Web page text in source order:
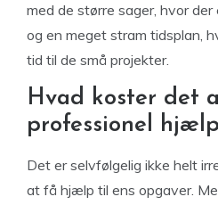
med de større sager, hvor
og en meget stram tidsplan,
tid til de små projekter.
Hvad koster det
professionel
Det er selvfølgelig ikke helt
at få hjælp til ens opgaver.